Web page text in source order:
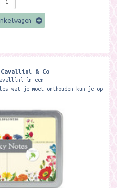
& Co
in een
wat je moet onthouden kun je op